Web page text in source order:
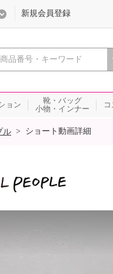
心おどる、瞬間を。
新規会員登録
ョン
靴・バッグ
小物・インナー
ル > ショート動画詳細